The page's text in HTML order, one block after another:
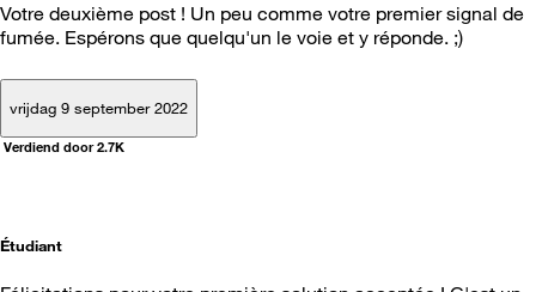
Votre deuxième post ! Un peu comme votre premier signal de
fumée. Espérons que quelqu'un le voie et y réponde. ;)
vrijdag 9 september 2022
Verdiend door 2.7K
Étudiant